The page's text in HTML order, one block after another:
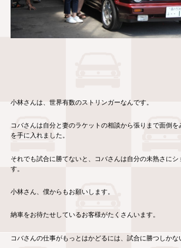
小林さんは、世界有数のストリンガーなんです。
コバさんは自分と妻のラケットの相談から張りまで面倒
を手に入れました。
それでも試合に勝てないと、コバさんは自分の未熟さにシ
す。
小林さん、僕からもお願いします。
納車をお待たせしているお客様がたくさんいます。
コバさんの仕事がもっとはかどるには、試合に勝つしかな